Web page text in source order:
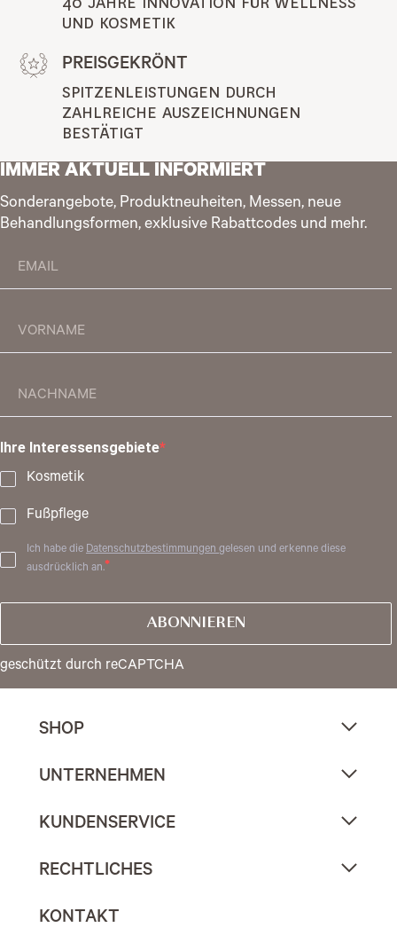
UND KOSMETIK
PREISGEKRÖNT
SPITZENLEISTUNGEN DURCH
ZAHLREICHE AUSZEICHNUNGEN
BESTÄTIGT
IMMER AKTUELL INFORMIERT
Sonderangebote, Produktneuheiten, Messen, neue
Behandlungsformen, exklusive Rabattcodes und mehr.
Ihre Interessensgebiete
Kosmetik
Fußpflege
Ich habe die Datenschutzbestimmungengelesen und erkenne diese
ausdrücklich an.
ABONNIEREN
geschützt durch reCAPTCHA
SHOP
UNTERNEHMEN
KUNDENSERVICE
RECHTLICHES
KONTAKT